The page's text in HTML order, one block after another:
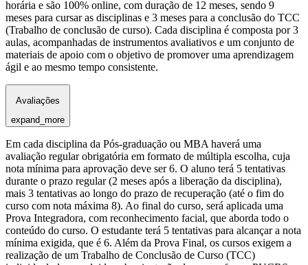
horária e são 100% online, com duração de 12 meses, sendo 9
meses para cursar as disciplinas e 3 meses para a conclusão do TCC
(Trabalho de conclusão de curso). Cada disciplina é composta por 3
aulas, acompanhadas de instrumentos avaliativos e um conjunto de
materiais de apoio com o objetivo de promover uma aprendizagem
ágil e ao mesmo tempo consistente.
Avaliações
expand_more
Em cada disciplina da Pós-graduação ou MBA haverá uma
avaliação regular obrigatória em formato de múltipla escolha, cuja
nota mínima para aprovação deve ser 6. O aluno terá 5 tentativas
durante o prazo regular (2 meses após a liberação da disciplina),
mais 3 tentativas ao longo do prazo de recuperação (até o fim do
curso com nota máxima 8). Ao final do curso, será aplicada uma
Prova Integradora, com reconhecimento facial, que aborda todo o
conteúdo do curso. O estudante terá 5 tentativas para alcançar a nota
mínima exigida, que é 6. Além da Prova Final, os cursos exigem a
realização de um Trabalho de Conclusão de Curso (TCC)